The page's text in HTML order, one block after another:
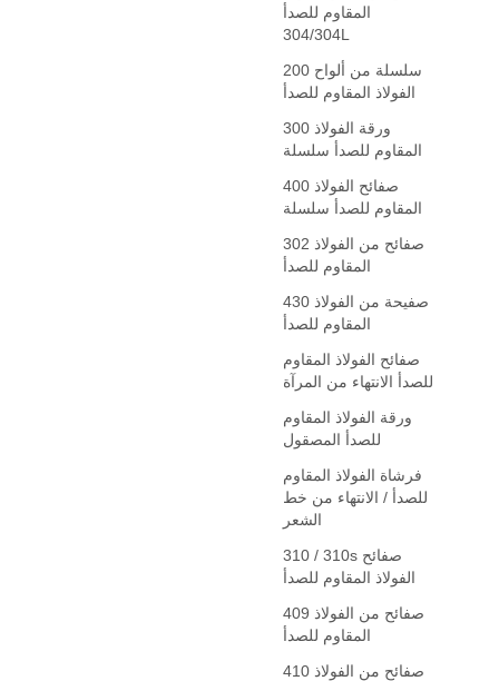
المقاوم للصدأ
304/304L
200 سلسلة من ألواح
الفولاذ المقاوم للصدأ
300 ورقة الفولاذ
المقاوم للصدأ سلسلة
400 صفائح الفولاذ
المقاوم للصدأ سلسلة
302 صفائح من الفولاذ
المقاوم للصدأ
430 صفيحة من الفولاذ
المقاوم للصدأ
صفائح الفولاذ المقاوم
للصدأ الانتهاء من المرآة
ورقة الفولاذ المقاوم
للصدأ المصقول
فرشاة الفولاذ المقاوم
للصدأ / الانتهاء من خط
الشعر
310 / 310s صفائح
الفولاذ المقاوم للصدأ
409 صفائح من الفولاذ
المقاوم للصدأ
410 صفائح من الفولاذ